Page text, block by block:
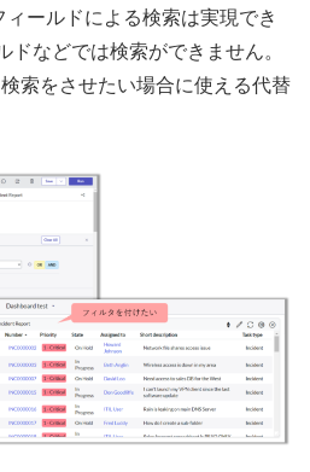
ールドによる検索は実現でき
ドなどでは検索ができません。
索をさせたい場合に使える代替